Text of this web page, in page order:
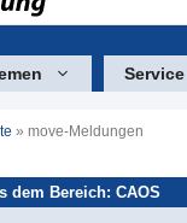
Service
» move-Meldungen
dem Bereich: CAOS